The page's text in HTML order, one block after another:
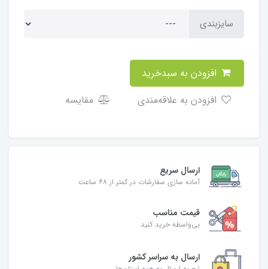
سایزبندی
مقایسه
ارسال سریع
آماده سازی سفارشات در کمتر از ۴۸ ساعت
قیمت مناسب
بی‌واسطه خرید کنید
ارسال به سراسر کشور